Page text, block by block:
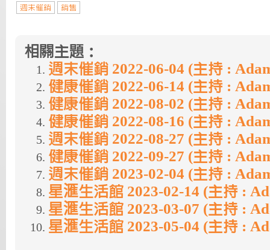
週末催銷
銷售
相關主題：
週末催銷 2022-06-04 (主持 :
健康催銷 2022-06-14 (主持 :
健康催銷 2022-08-02 (主持 :
健康催銷 2022-08-16 (主持 :
週末催銷 2022-08-27 (主持 :
健康催銷 2022-09-27 (主持 :
週末催銷 2023-02-04 (主持 :
星滙生活館 2023-02-14 (主持 :
星滙生活館 2023-03-07 (主持 :
星滙生活館 2023-05-04 (主持 :